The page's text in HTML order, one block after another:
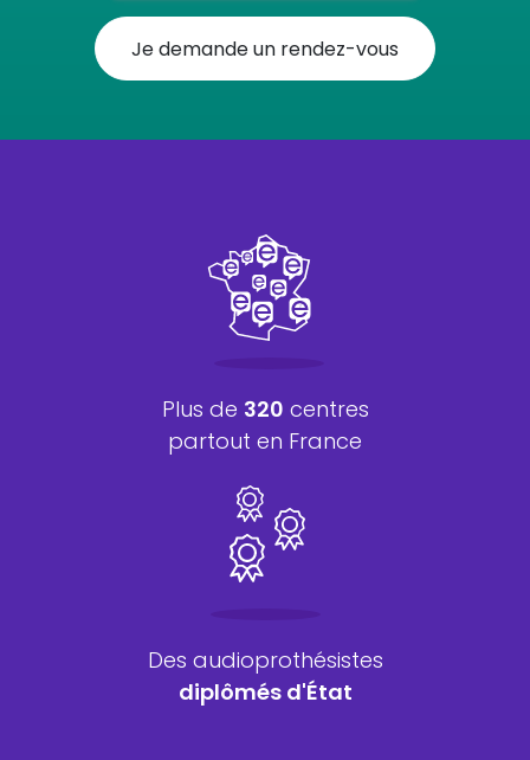
Je demande un rendez-vous
Plus de 320 centres
partout en France
Des audioprothésistes
diplômés d'État